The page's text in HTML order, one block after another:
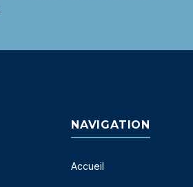
NAVIGATION
Accueil